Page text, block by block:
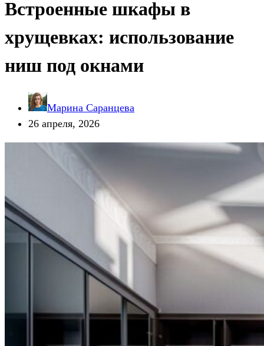
Встроенные шкафы в
хрущевках: использование
ниш под окнами
Марина Саранцева
26 апреля, 2026